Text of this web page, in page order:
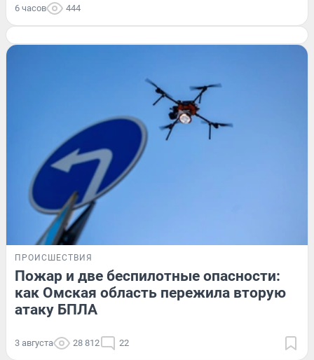
6 часов 444
ПРОИСШЕСТВИЯ
Пожар и две беспилотные опасности:
как Омская область пережила вторую
атаку БПЛА
3 августа 28 812 22